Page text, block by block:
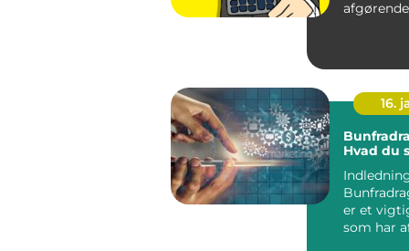
16.
Hvad du
er et
som har